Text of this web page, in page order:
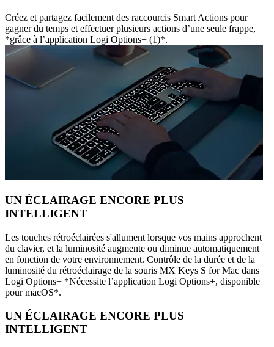
Créez et partagez facilement des raccourcis Smart Actions pour
gagner du temps et effectuer plusieurs actions d’une seule frappe,
*grâce à l’application Logi Options+ (1)*.
UN ÉCLAIRAGE ENCORE PLUS
INTELLIGENT
Les touches rétroéclairées s'allument lorsque vos mains approchent
du clavier, et la luminosité augmente ou diminue automatiquement
en fonction de votre environnement. Contrôle de la durée et de la
luminosité du rétroéclairage de la souris MX Keys S for Mac dans
Logi Options+ *Nécessite l’application Logi Options+, disponible
pour macOS*.
UN ÉCLAIRAGE ENCORE PLUS
INTELLIGENT